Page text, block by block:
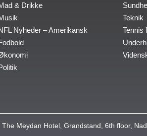
& Drikke
Nyheder – Amerikansk
Teknik
Tennis
Meydan Hotel, Grandstand, 6th floor,